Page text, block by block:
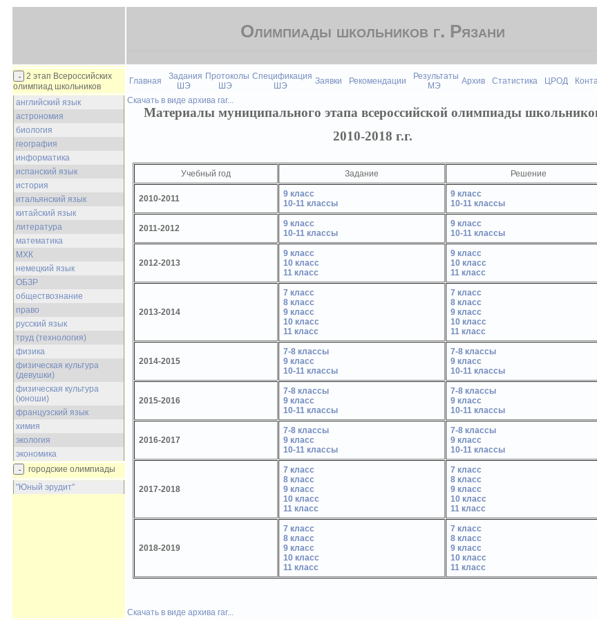
Олимпиады школьников г. Рязани
Лицей №4 -
2 этап Всероссийских
олимпиад школьников
Главная
Задания
ШЭ
Протоколы
ШЭ
Спецификация
ШЭ
Заявки Рекомендации
Результаты
МЭ
Архив Статистика ЦРОД
английский язык
астрономия
биология
география
информатика
испанский язык
история
итальянский язык
китайский язык
литература
математика
МХК
немецкий язык
ОБЗР
обществознание
право
русский язык
труд (технология)
физика
физическая культура
(девушки)
физическая культура
(юноши)
французский язык
химия
экология
экономика
Скачать в виде архива rar...
Материалы муниципального этапа всероссийской олимпиады
2010-2018 г.г.
Учебный год Задание Решение
2010-2011
9 класс
10-11 классы
9 класс
10-11 классы
2011-2012
9 класс
10-11 классы
9 класс
10-11 классы
2012-2013
9 класс
10 класс
11 класс
9 класс
10 класс
11 класс
2013-2014
7 класс
8 класс
9 класс
10 класс
11 класс
7 класс
8 класс
9 класс
10 класс
11 класс
2014-2015
7-8 классы
9 класс
10-11 классы
7-8 классы
9 класс
10-11 классы
2015-2016
7-8 классы
9 класс
10-11 классы
7-8 классы
9 класс
10-11 классы
2016-2017
7-8 классы
9 класс
10-11 классы
7-8 классы
9 класс
10-11 классы
2017-2018
7 класс
8 класс
9 класс
10 класс
11 класс
7 класс
8 класс
9 класс
10 класс
11 класс
2018-2019
7 класс
8 класс
9 класс
10 класс
11 класс
7 класс
8 класс
9 класс
10 класс
11 класс
Скачать в виде архива rar...
городские олимпиады
"Юный эрудит"